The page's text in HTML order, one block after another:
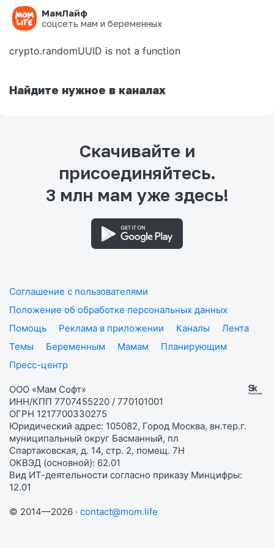
МамЛайф
соцсеть мам и беременных
Ошибка на странице
crypto.randomUUID is not a function
Найдите нужное в каналах
Скачивайте и
присоединяйтесь.
3 млн мам уже здесь!
Соглашение с пользователями
Положение об обработке персональных данных
Помощь
Реклама в приложении Каналы
Лента
Темы
Беременным Мамам
Планирующим
Пресс-центр
ООО «Мам Софт»
ИНН/КПП 7707455220 / 770101001
ОГРН 1217700330275
Юридический адрес: 105082, Город Москва, вн.тер.г.
муниципальный округ Басманный, пл
Спартаковская, д. 14, стр. 2, помещ. 7Н
ОКВЭД (основной): 62.01
Вид ИТ-деятельности согласно приказу Минцифры:
12.01
© 2014—2026 · contact@mom.life